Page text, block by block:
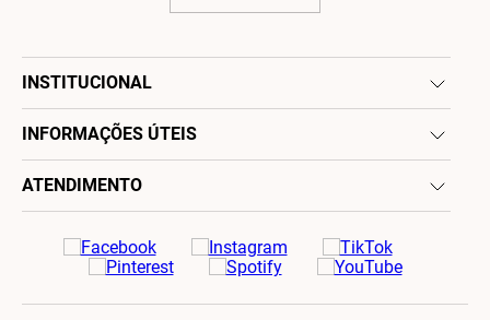
INSTITUCIONAL
INFORMAÇÕES ÚTEIS
ATENDIMENTO